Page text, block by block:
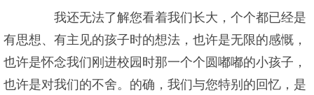
我还无法了解您看着我们长大，个个都已经是
有思想、有主见的孩子时的想法，也许是无限的感慨，
也许是怀念我们刚进校园时那一个个圆嘟嘟的小孩子，
也许是对我们的不舍。的确，我们与您特别的回忆，是